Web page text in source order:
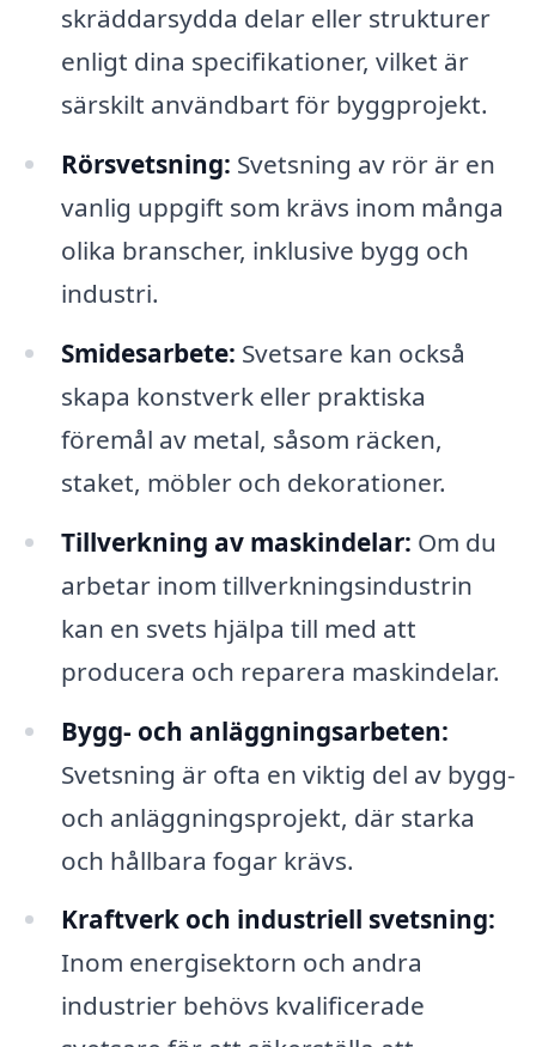
skräddarsydda delar eller strukturer
enligt dina specifikationer, vilket är
särskilt användbart för byggprojekt.
Rörsvetsning: Svetsning av rör är en
vanlig uppgift som krävs inom många
olika branscher, inklusive bygg och
industri.
Smidesarbete: Svetsare kan också
skapa konstverk eller praktiska
föremål av metal, såsom räcken,
staket, möbler och dekorationer.
Tillverkning av maskindelar: Om du
arbetar inom tillverkningsindustrin
kan en svets hjälpa till med att
producera och reparera maskindelar.
Bygg- och anläggningsarbeten:
Svetsning är ofta en viktig del av bygg-
och anläggningsprojekt, där starka
och hållbara fogar krävs.
Kraftverk och industriell svetsning:
Inom energisektorn och andra
industrier behövs kvalificerade